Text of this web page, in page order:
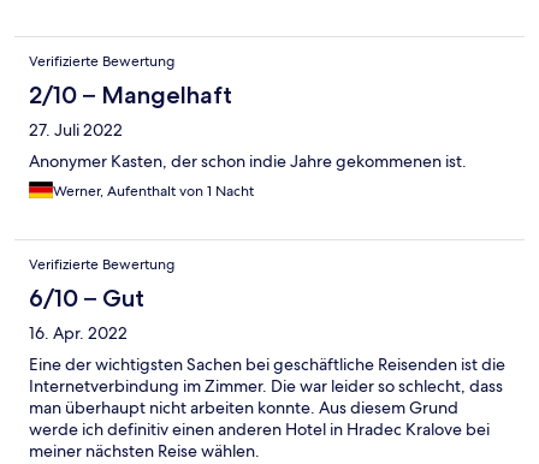
Verifizierte Bewertung
2/10 – Mangelhaft
27. Juli 2022
Anonymer Kasten, der schon indie Jahre gekommenen ist.
Werner, Aufenthalt von 1 Nacht
Verifizierte Bewertung
6/10 – Gut
16. Apr. 2022
Eine der wichtigsten Sachen bei geschäftliche Reisenden ist die
Internetverbindung im Zimmer. Die war leider so schlecht, dass
man überhaupt nicht arbeiten konnte. Aus diesem Grund
werde ich definitiv einen anderen Hotel in Hradec Kralove bei
meiner nächsten Reise wählen.